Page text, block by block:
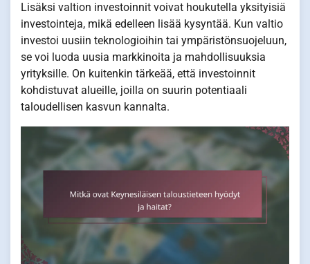
Lisäksi valtion investoinnit voivat houkutella yksityisiä
investointeja, mikä edelleen lisää kysyntää. Kun valtio
investoi uusiin teknologioihin tai ympäristönsuojeluun,
se voi luoda uusia markkinoita ja mahdollisuuksia
yrityksille. On kuitenkin tärkeää, että investoinnit
kohdistuvat alueille, joilla on suurin potentiaali
taloudellisen kasvun kannalta.